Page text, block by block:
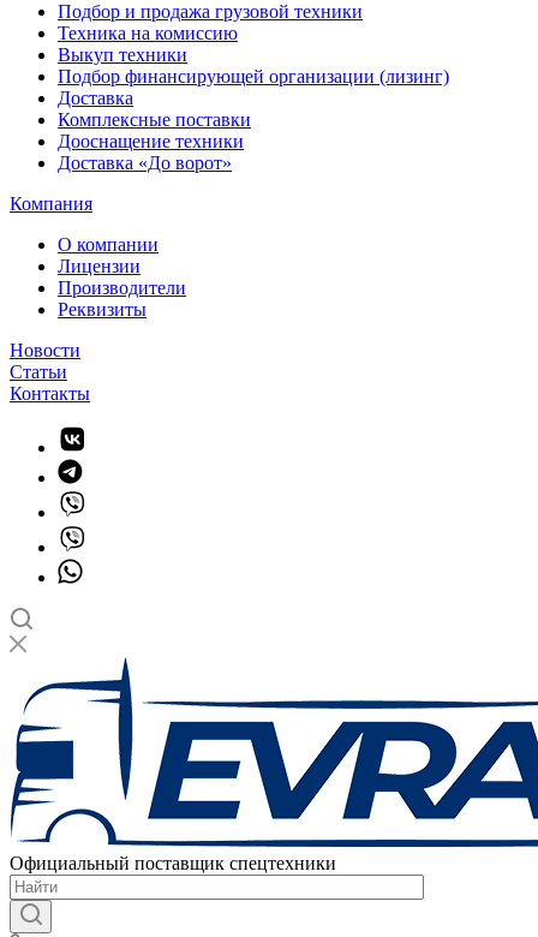
Подбор и продажа грузовой техники
Техника на комиссию
Выкуп техники
Подбор финансирующей организации (лизинг)
Доставка
Комплексные поставки
Дооснащение техники
Доставка «До ворот»
Компания
О компании
Лицензии
Производители
Реквизиты
Новости
Статьи
Контакты
Официальный поставщик спецтехники